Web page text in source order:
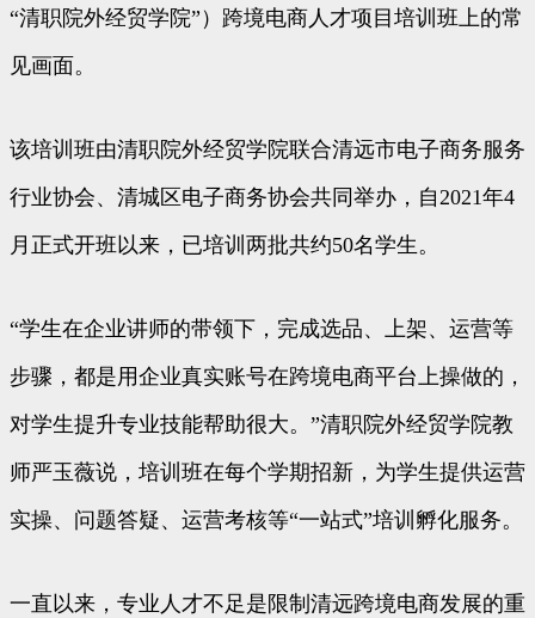
“清职院外经贸学院”）跨境电商人才项目培训班上的常
见画面。
该培训班由清职院外经贸学院联合清远市电子商务服务
行业协会、清城区电子商务协会共同举办，自2021年4
月正式开班以来，已培训两批共约50名学生。
“学生在企业讲师的带领下，完成选品、上架、运营等
步骤，都是用企业真实账号在跨境电商平台上操做的，
对学生提升专业技能帮助很大。”清职院外经贸学院教
师严玉薇说，培训班在每个学期招新，为学生提供运营
实操、问题答疑、运营考核等“一站式”培训孵化服务。
一直以来，专业人才不足是限制清远跨境电商发展的重